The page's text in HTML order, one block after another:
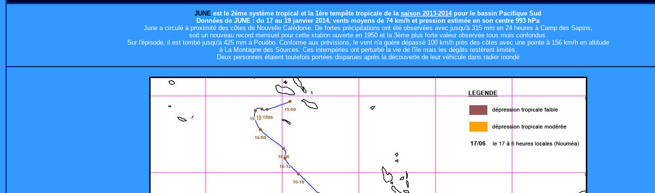
JUNE est le 2ème système tropical et la 1ère tempête tropicale de la saison 2013-2014 pour le bassin Pacifique Sud
Données de JUNE : du 17 au 19 janvier 2014, vents moyens de 74 km/h et pression estimée en son centre 993 hPa
June a circulé à proximité des côtes de Nouvelle Calédonie. De fortes précipitations ont été observées avec jusqu'à 315 mm en 24 heures à Camp des Sapins,
soit un nouveau record mensuel pour cette station ouverte en 1950 et la 3ème plus forte valeur observée tous mois confondus.
Sur l'épisode, il est tombé jusqu'à 425 mm à Pouébo. Conforme aux prévisions, le vent n'a guère dépassé 100 km/h près des côtes avec une pointe à 156 km/h en altitude
à La Montagne des Sources. Ces intempéries ont perturbé la vie de l'île mais les dégâts restèrent limités.
Deux personnes étaient toutefois portées disparues après la découverte de leur véhicule dans radier inondé